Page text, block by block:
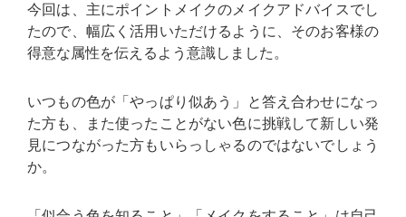
今回は、主にポイントメイクのメイクアドバイスでし
たので、幅広く活用いただけるように、そのお客様の
得意な属性を伝えるよう意識しました。
いつもの色が「やっぱり似あう」と答え合わせになっ
た方も、また使ったことがない色に挑戦して新しい発
見につながった方もいらっしゃるのではないでしょう
か。